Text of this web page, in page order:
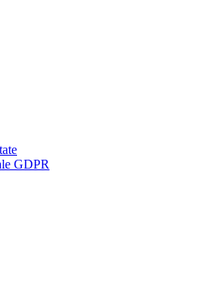
GDPR